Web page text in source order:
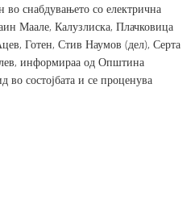
во снабдувањето со електрична
Маале, Калузлиска, Плачковица
Готен, Стив Наумов (дел), Серта
информираа од Општина
состојбата и се проценува